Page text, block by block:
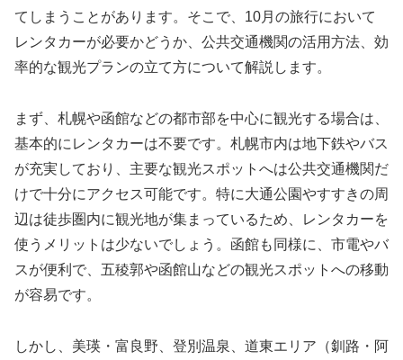
てしまうことがあります。そこで、10月の旅行において
レンタカーが必要かどうか、公共交通機関の活用方法、効
率的な観光プランの立て方について解説します。
まず、札幌や函館などの都市部を中心に観光する場合は、
基本的にレンタカーは不要です。札幌市内は地下鉄やバス
が充実しており、主要な観光スポットへは公共交通機関だ
けで十分にアクセス可能です。特に大通公園やすすきの周
辺は徒歩圏内に観光地が集まっているため、レンタカーを
使うメリットは少ないでしょう。函館も同様に、市電やバ
スが便利で、五稜郭や函館山などの観光スポットへの移動
が容易です。
しかし、美瑛・富良野、登別温泉、道東エリア（釧路・阿